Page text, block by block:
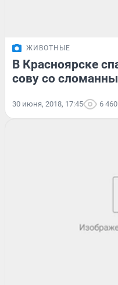
ЖИВОТНЫЕ
В Красноярске
сову со
30 июня, 2018, 17:45 6 460